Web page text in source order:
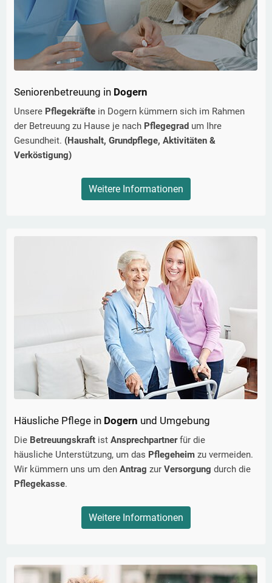
Seniorenbetreuung in Dogern
Unsere Pflegekräfte in Dogern kümmern sich im Rahmen
der Betreuung zu Hause je nach Pflegegrad um Ihre
Gesundheit. (Haushalt, Grundpflege, Aktivitäten &
Verköstigung)
Weitere Informationen
Häusliche Pflege in Dogern und Umgebung
Die Betreuungskraft ist Ansprechpartnerfür die
häusliche Unterstützung, um das Pflegeheim zu vermeiden.
Wir kümmern uns um den Antrag zur Versorgung durch die
Pflegekasse.
Weitere Informationen